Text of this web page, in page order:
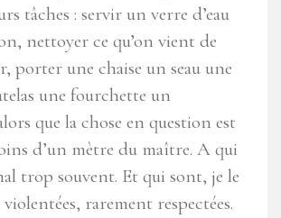
tâches : servir un verre d’eau
nettoyer ce qu’on vient de
porter une chaise un seau une
une fourchette un
que la chose en question est
d’un mètre du maître. A qui
trop souvent. Et qui sont, je le
rarement respectées.